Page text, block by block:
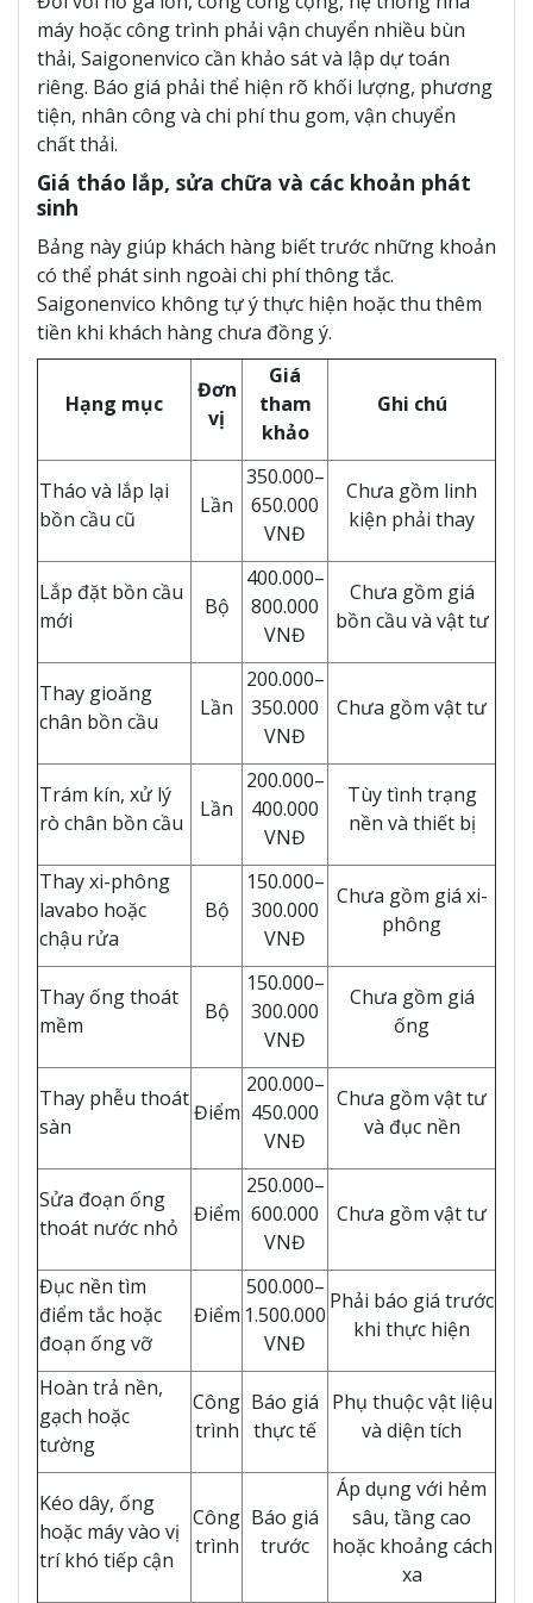
máy hoặc công trình phải vận chuyển nhiều bùn
thải, Saigonenvico cần khảo sát và lập dự toán
riêng. Báo giá phải thể hiện rõ khối lượng, phương
tiện, nhân công và chi phí thu gom, vận chuyển
chất thải.
Giá tháo lắp, sửa chữa và các khoản phát
sinh
Bảng này giúp khách hàng biết trước những khoản
có thể phát sinh ngoài chi phí thông tắc.
Saigonenvico không tự ý thực hiện hoặc thu thêm
tiền khi khách hàng chưa đồng ý.
Hạng mục
Đơn
vị
Giá
tham
khảo
Ghi chú
Tháo và lắp lại
bồn cầu cũ
Lần
350.000–
650.000
VNĐ
Chưa gồm linh
kiện phải thay
Lắp đặt bồn cầu
mới
Bộ
400.000–
800.000
VNĐ
Chưa gồm giá
bồn cầu và vật tư
Thay gioăng
chân bồn cầu
Lần
200.000–
350.000
VNĐ
Chưa gồm vật tư
Trám kín, xử lý
rò chân bồn cầu
Lần
200.000–
400.000
VNĐ
Tùy tình trạng
nền và thiết bị
Thay xi-phông
lavabo hoặc
chậu rửa
Bộ
150.000–
300.000
VNĐ
Chưa gồm giá xi-
phông
Thay ống thoát
mềm
Bộ
150.000–
300.000
VNĐ
Chưa gồm giá
ống
Thay phễu thoát
sàn
Điểm
200.000–
450.000
VNĐ
Chưa gồm vật tư
và đục nền
Sửa đoạn ống
thoát nước nhỏ
Điểm
250.000–
600.000
VNĐ
Chưa gồm vật tư
Đục nền tìm
điểm tắc hoặc
đoạn ống vỡ
Điểm
500.000–
1.500.000
VNĐ
Phải báo giá trước
khi thực hiện
Hoàn trả nền,
gạch hoặc
tường
Công
trình
Báo giá
thực tế
Phụ thuộc vật liệu
và diện tích
Kéo dây, ống
hoặc máy vào vị
trí khó tiếp cận
Công
trình
Báo giá
trước
Áp dụng với hẻm
sâu, tầng cao
hoặc khoảng cách
xa